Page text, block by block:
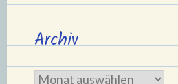
Archiv
Archiv